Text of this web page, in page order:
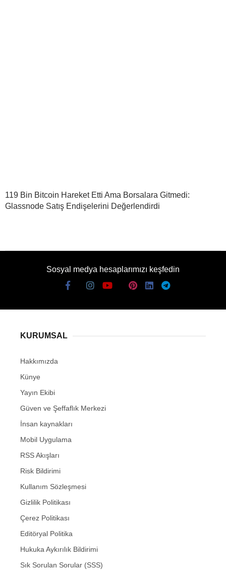
119 Bin Bitcoin Hareket Etti Ama Borsalara Gitmedi:
Glassnode Satış Endişelerini Değerlendirdi
Sosyal medya hesaplarımızı keşfedin
KURUMSAL
Hakkımızda
Künye
Yayın Ekibi
Güven ve Şeffaflık Merkezi
İnsan kaynakları
Mobil Uygulama
RSS Akışları
Risk Bildirimi
Kullanım Sözleşmesi
Gizlilik Politikası
Çerez Politikası
Editöryal Politika
Hukuka Aykırılık Bildirimi
Sık Sorulan Sorular (SSS)